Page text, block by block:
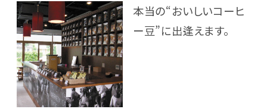
本当の“おいしいコーヒ
ー豆”に出逢えます。